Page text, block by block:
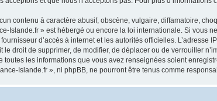
contenu à caractère abusif, obscène, vulgaire, diffamatoire,
Islande.fr » est hébergé ou encore la loi internationale. Si vous
d’accès à internet et les autorités officielles.
le droit de supprimer, de modifier, de déplacer ou de verrouiller
toutes les informations que vous avez renseignées soient
Islande.fr », ni phpBB, ne pourront être tenus comme